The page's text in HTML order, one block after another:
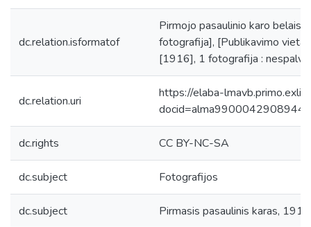
dc.relation.isformatof
Pirmojo pasaulinio karo
fotografija], [Publikavimo
[1916], 1 fotografija :
dc.relation.uri
https://elaba-
dc.rights CC BY-NC-SA
dc.subject Fotografijos
dc.subject Pirmasis pasaulinis karas,